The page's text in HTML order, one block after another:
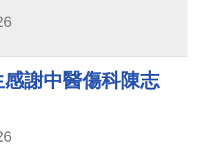
謝中醫傷科陳志